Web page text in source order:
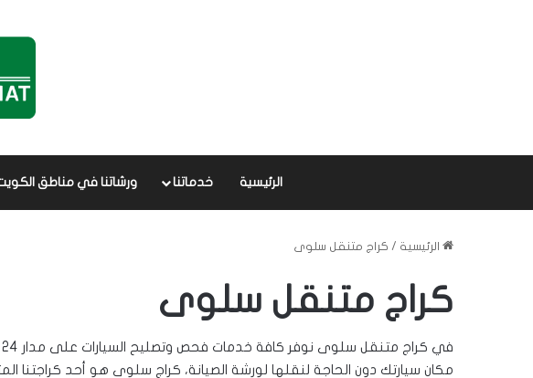
الرئيسية خدماتنا ورشاتنا في مناطق
الرئيسية / كراج متنقل سلوى
كراج متنقل سلوى
مكان سيارتك دون الحاجة لنقلها لورشة الصيانة، كراج سلوى هو أحد كراجتنا